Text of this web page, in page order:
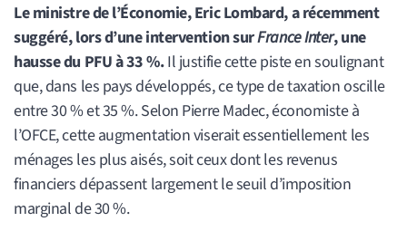
Le ministre de l’Économie, Eric Lombard, a récemment
suggéré, lors d’une intervention surFrance Inter, une
hausse du PFU à 33 %.Il justifie cette piste en soulignant
que, dans les pays développés, ce type de taxation oscille
entre 30 % et 35 %. Selon Pierre Madec, économiste à
l’OFCE, cette augmentation viserait essentiellement les
ménages les plus aisés, soit ceux dont les revenus
financiers dépassent largement le seuil d’imposition
marginal de 30 %.